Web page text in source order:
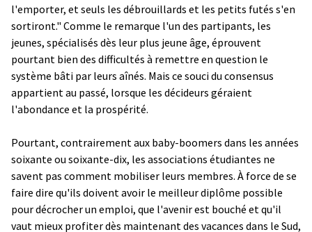
l'emporter, et seuls les débrouillards et les petits futés s'en
sortiront." Comme le remarque l'un des partipants, les
jeunes, spécialisés dès leur plus jeune âge, éprouvent
pourtant bien des difficultés à remettre en question le
système bâti par leurs aînés. Mais ce souci du consensus
appartient au passé, lorsque les décideurs géraient
l'abondance et la prospérité.
Pourtant, contrairement aux baby-boomers dans les années
soixante ou soixante-dix, les associations étudiantes ne
savent pas comment mobiliser leurs membres. À force de se
faire dire qu'ils doivent avoir le meilleur diplôme possible
pour décrocher un emploi, que l'avenir est bouché et qu'il
vaut mieux profiter dès maintenant des vacances dans le Sud,